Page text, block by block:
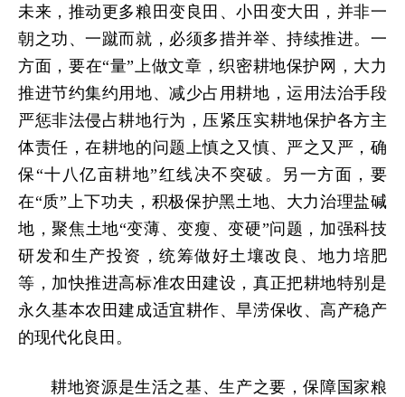
未来，推动更多粮田变良田、小田变大田，并非一
朝之功、一蹴而就，必须多措并举、持续推进。一
方面，要在“量”上做文章，织密耕地保护网，大力
推进节约集约用地、减少占用耕地，运用法治手段
严惩非法侵占耕地行为，压紧压实耕地保护各方主
体责任，在耕地的问题上慎之又慎、严之又严，确
保“十八亿亩耕地”红线决不突破。另一方面，要
在“质”上下功夫，积极保护黑土地、大力治理盐碱
地，聚焦土地“变薄、变瘦、变硬”问题，加强科技
研发和生产投资，统筹做好土壤改良、地力培肥
等，加快推进高标准农田建设，真正把耕地特别是
永久基本农田建成适宜耕作、旱涝保收、高产稳产
的现代化良田。
耕地资源是生活之基、生产之要，保障国家粮